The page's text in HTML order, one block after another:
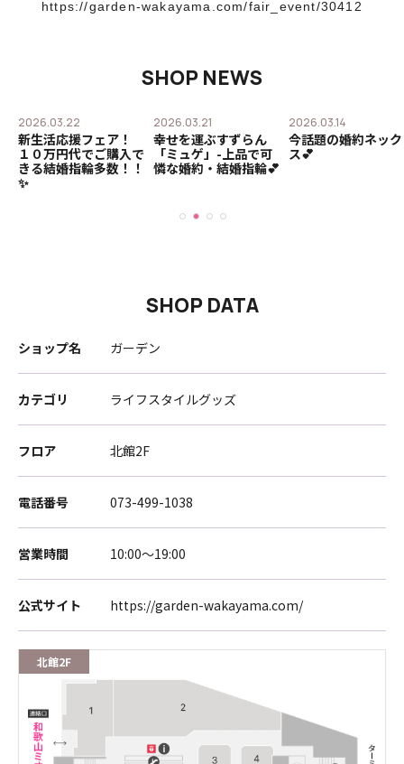
https://garden-wakayama.com/fair_event/30412
SHOP NEWS
2026.03.22
新生活応援フェア！
１０万円代でご購入で
きる結婚指輪多数！！
✨
2026.03.21
幸せを運ぶすずらん
「ミュゲ」-上品で可
憐な婚約・結婚指輪💕
2026.03.14
今話題の婚約ネッ
ス💕
SHOP DATA
ショップ名 ガーデン
カテゴリ ライフスタイルグッズ
フロア 北館2F
電話番号 073-499-1038
営業時間 10:00～19:00
公式サイト https://garden-wakayama.com/
北館2F